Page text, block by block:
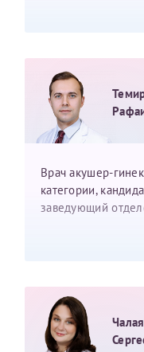
Врач акушер-
категории,
заведующий
Я подтверждаю свое
информации в электронной форме (в том числе персональных
данных) по открытым